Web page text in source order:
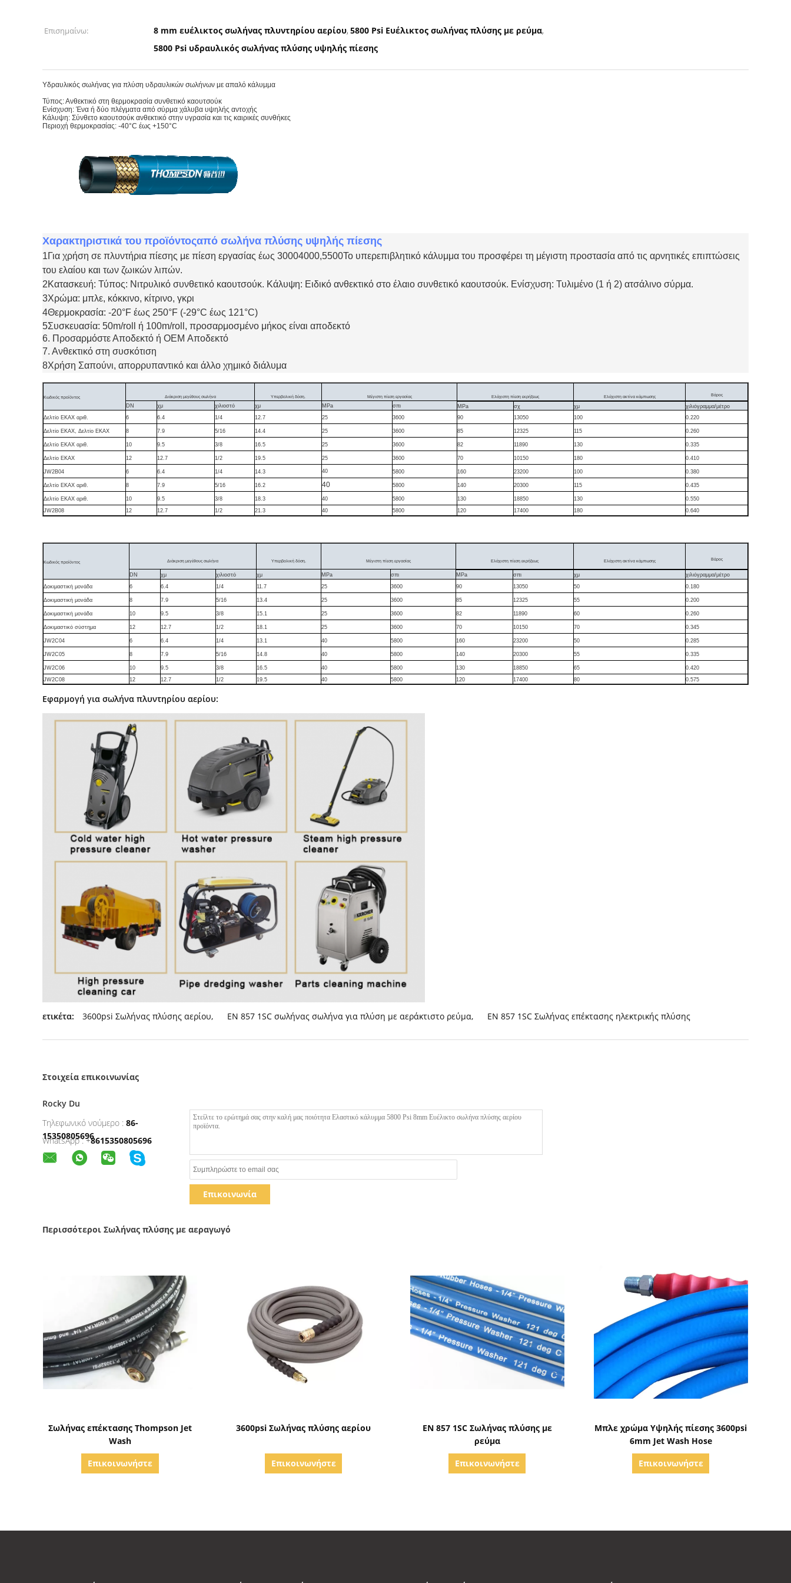
Επισημαίνω: 8 mm ευέλικτος σωλήνας πλυντηρίου αερίου, 5800 Psi Ευέλικτος σωλήνας πλύσης με ρεύμα,
5800 Psi υδραυλικός σωλήνας πλύσης υψηλής πίεσης
Υδραυλικός σωλήνας για πλύση υδραυλικών σωλήνων με απαλό κάλυμμα
Τύπος: Ανθεκτικό στη θερμοκρασία συνθετικό καουτσούκ
Ενίσχυση: Ένα ή δύο πλέγματα από σύρμα χάλυβα υψηλής αντοχής
Κάλυψη: Σύνθετο καουτσούκ ανθεκτικό στην υγρασία και τις καιρικές συνθήκες
Περιοχή θερμοκρασίας: -40°C έως +150°C
Χαρακτηριστικά του προϊόντοςαπό σωλήνα πλύσης υψηλής πίεσης
1Για χρήση σε πλυντήρια πίεσης με πίεση εργασίας έως 30004000,5500Το υπερεπιβλητικό κάλυμμα του προσφέρει τη μέγιστη προστασία από τις αρνητικές επιπτώσεις
του ελαίου και των ζωικών λιπών.
2Κατασκευή: Τύπος: Νιτρυλικό συνθετικό καουτσούκ. Κάλυψη: Ειδικό ανθεκτικό στο έλαιο συνθετικό καουτσούκ. Ενίσχυση: Τυλιμένο (1 ή 2) ατσάλινο σύρμα.
3Χρώμα: μπλε, κόκκινο, κίτρινο, γκρι
4Θερμοκρασία: -20°F έως 250°F (-29°C έως 121°C)
5Συσκευασία: 50m/roll ή 100m/roll, προσαρμοσμένο μήκος είναι αποδεκτό
6. Προσαρμόστε Αποδεκτό ή OEM Αποδεκτό
7. Ανθεκτικό στη συσκότιση
8Χρήση Σαπούνι, απορρυπαντικό και άλλο χημικό διάλυμα
Κωδικός προϊόντος Διάκριση μεγέθους σωλήνα Υπερβολική δόση. Μέγιστη πίεση εργασίας Ελάχιστη πίεση εκρήξεως Ελάχιστη ακτίνα κάμπωσης Βάρος
DN χμ χιλιοστό χμ MPa σπι MPa σχ χμ
χιλιόγραμμα/μέτρο
Δελτίο ΕΚΑΧ αριθ.
6 6.4 1/4 12.7 25 3600 90 13050 100 0.220
Δελτίο ΕΚΑΧ, Δελτίο ΕΚΑΧ 8 7.9 5/16 14.4 25 3600 85 12325 115 0.260
Δελτίο ΕΚΑΧ αριθ. 10 9.5 3/8 16.5 25 3600 82 11890 130 0.335
Δελτίο ΕΚΑΧ 12 12.7 1/2 19.5 25 3600 70 10150 180 0.410
JW2B04 6 6.4 1/4 14.3 40 5800 160 23200 100 0.380
Δελτίο ΕΚΑΧ αριθ. 8 7.9 5/16 16.2 40 5800 140 20300 115 0.435
Δελτίο ΕΚΑΧ αριθ. 10 9.5 3/8 18.3 40 5800 130 18850 130
0.550
JW2B08
12 12.7 1/2 21.3 40 5800 120 17400 180 0.640
Κωδικός προϊόντος Διάκριση μεγέθους σωλήνα Υπερβολική δόση. Μέγιστη πίεση εργασίας Ελάχιστη πίεση εκρήξεως Ελάχιστη ακτίνα κάμπωσης Βάρος
DN χμ χιλιοστό χμ MPa σπι MPa σπι χμ
χιλιόγραμμα/μέτρο
Δοκιμαστική μονάδα
6 6.4 1/4 11.7 25 3600 90 13050 50 0.180
Δοκιμαστική μονάδα 8 7.9 5/16 13.4 25 3600 85 12325 55 0.200
Δοκιμαστική μονάδα 10 9.5 3/8 15.1 25 3600 82 11890 60 0.260
Δοκιμαστικό σύστημα 12 12.7 1/2 18.1 25 3600 70 10150 70 0.345
JW2C04 6 6.4 1/4 13.1 40 5800 160 23200 50 0.285
JW2C05 8 7.9 5/16 14.8 40 5800 140 20300 55 0.335
JW2C06 10 9.5 3/8 16.5 40 5800 130 18850 65
0.420
JW2C08
12 12.7 1/2 19.5 40 5800 120 17400 80 0.575
Εφαρμογή για σωλήνα πλυντηρίου αερίου:
ετικέτα: 3600psi Σωλήνας πλύσης αερίου, EN 857 1SC σωλήνας σωλήνα για πλύση με αεράκτιστο ρεύμα, EN 857 1SC Σωλήνας επέκτασης ηλεκτρικής πλύσης
Στοιχεία επικοινωνίας
Rocky Du
Τηλεφωνικό νούμερο : 86-
15350805696
WhatsApp :+8615350805696
Επικοινωνία
Περισσότεροι Σωλήνας πλύσης με αεραγωγό
Σωλήνας επέκτασης Thompson Jet
Wash
Επικοινωνήστε
3600psi Σωλήνας πλύσης αερίου
Επικοινωνήστε
EN 857 1SC Σωλήνας πλύσης με
ρεύμα
Επικοινωνήστε
Μπλε χρώμα Υψηλής πίεσης 3600psi
6mm Jet Wash Hose
Επικοινωνήστε